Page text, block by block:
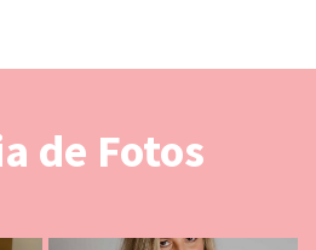
de Fotos